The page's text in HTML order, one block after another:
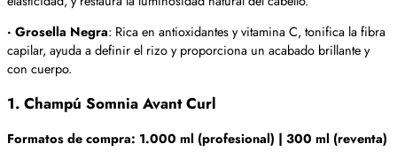
· Grosella Negra: Rica en antioxidantes y vitamina C, tonifica la fibra
capilar, ayuda a definir el rizo y proporciona un acabado brillante y
con cuerpo.
1. Champú Somnia Avant Curl
Formatos de compra: 1.000 ml (profesional) | 300 ml (reventa)